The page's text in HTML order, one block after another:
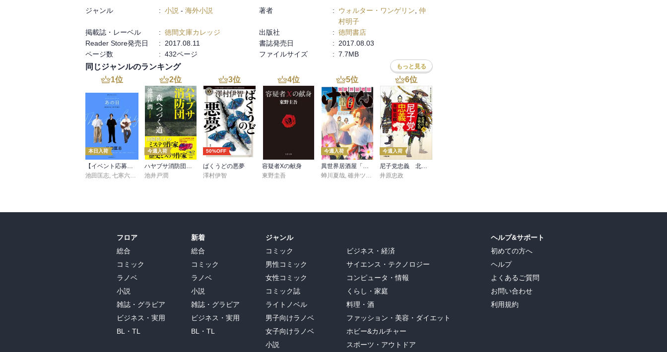
ジャンル : 小説 - 海外小説 著者 : ウォルター・ワンゲリン 仲
村明子
掲載誌・レーベル
: 徳間文庫カレッジ 出版社 : 徳間書店
Reader Store発売日
: 2017.08.11 書誌発売日 :
2017.08.03
ページ数
: 432ページ ファイルサイズ : 7.7MB
同じジャンルのランキング もっと見る
1位
本日入荷
【イベント応募シリアルコード付】池田匡志出演・オーディオフォトブック「あの日」SPECIAL EDITION（音声／動画付）
池田匡志, 七寒六温 konoko58,
2位
今週入荷
ハヤブサ消防団 森へつづく道
池井戸潤
3位
50%OFF
ばくうどの悪夢
澤村伊智
4位
容疑者Xの献身
東野圭吾
5位
今週入荷
異世界居酒屋「げん」三杯目
蝉川夏哉, 碓井ツカサ
6位
今週入荷
尼子党忠義 北近江合戦心得〈八〉
井原忠政
フロア
総合
コミック
ラノベ
小説
雑誌・グラビア
ビジネス・実用
BL・TL
新着
総合
コミック
ラノベ
小説
雑誌・グラビア
ビジネス・実用
BL・TL
ジャンル
コミック
男性コミック
女性コミック
コミック誌
ライトノベル
男子向けラノベ
女子向けラノベ
小説
ビジネス・経済
サイエンス・テクノロジー
コンピュータ・情報
くらし・家庭
料理・酒
ファッション・美容・ダイエット
ホビー&カルチャー
スポーツ・アウトドア
ヘルプ&サポート
初めての方へ
ヘルプ
よくあるご質問
お問い合わせ
利用規約